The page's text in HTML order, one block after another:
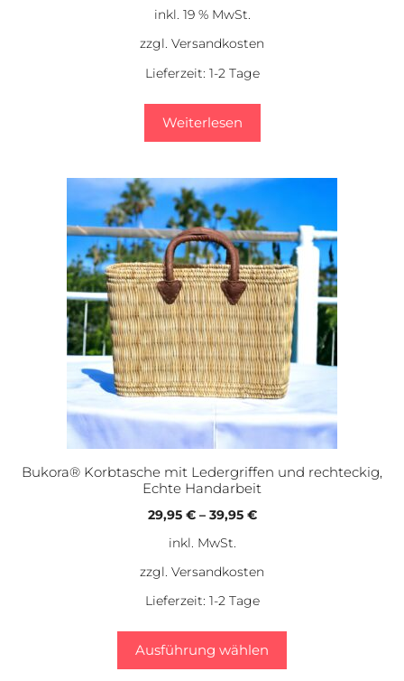
inkl. 19 % MwSt.
zzgl. Versandkosten
Lieferzeit: 1-2 Tage
Weiterlesen
Bukora® Korbtasche mit Ledergriffen und rechteckig,
Echte Handarbeit
29,95 €– 39,95 €
inkl. MwSt.
zzgl. Versandkosten
Lieferzeit: 1-2 Tage
Ausführung wählen